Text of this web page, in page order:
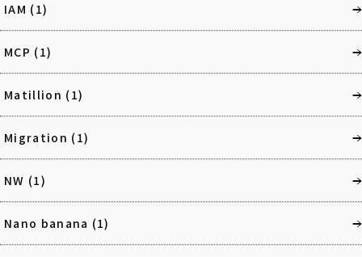
IAM (1)
MCP (1)
Matillion (1)
Migration (1)
NW (1)
Nano banana (1)